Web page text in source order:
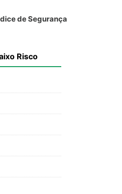
de Segurança
Risco